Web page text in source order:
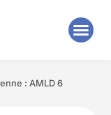
: AMLD 6